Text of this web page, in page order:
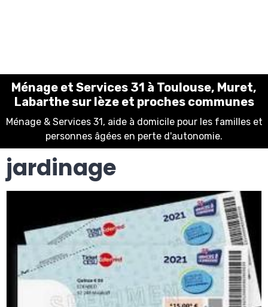
Ménage et Services 31 à Toulouse, Muret,
Labarthe sur lèze et proches communes
Ménage & Services 31, aide à domicile pour les familles et
personnes âgées en perte d'autonomie.
jardinage